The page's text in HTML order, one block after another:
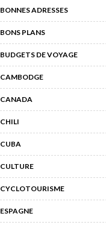
BONNES ADRESSES
BONS PLANS
BUDGETS DE VOYAGE
CAMBODGE
CANADA
CHILI
CUBA
CULTURE
CYCLOTOURISME
ESPAGNE